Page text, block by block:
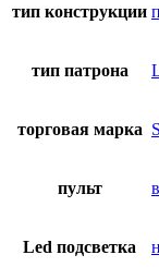
тип конструкции
тип патрона
торговая марка
пульт
Led подсветка